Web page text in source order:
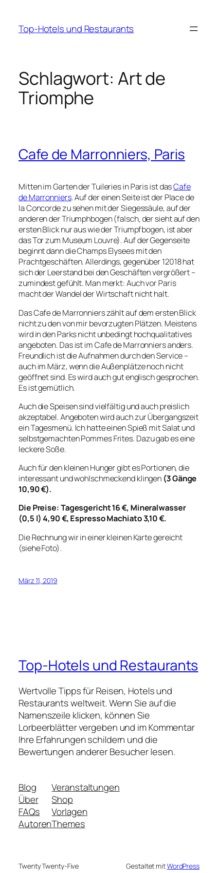
springen
Top-Hotels und Restaurants
Schlagwort: Art de
Triomphe
Cafe de Marronniers, Paris
Mitten im Garten derTuileriesin Paris ist dasCafe
de Marronniers. Auf der einen Seite ist der Place de
la Concorde zu sehen mit der Siegessäule, auf der
anderen der Triumphbogen (falsch, der sieht auf den
ersten Blick nur aus wie der Triumpfbogen, ist aber
das Tor zum Museum Louvre). Auf der Gegenseite
beginnt dann die Champs Elysees mit den
Prachtgeschäften. Allerdings, gegenüber 12018 hat
sich der Leerstand bei den Geschäften vergrößert –
zumindest gefühlt. Man merkt: Auch vor Paris
macht der Wandel der Wirtschaft nicht halt.
Das Cafe de Marronniers zählt auf dem ersten Blick
nicht zu den von mir bevorzugten Plätzen. Meistens
wird in den Parks nicht unbedingt hochqualitatives
angeboten. Das ist im Cafe de Marronniers anders.
Freundlich ist die Aufnahmen durch den Service –
auch im März, wenn die Außenplätze noch nicht
geöffnet sind. Es wird auch gut englisch gesprochen.
Es ist gemütlich.
Auch die Speisen sind vielfältig und auch preislich
akzeptabel. Angeboten wird auch zur Übergangszeit
ein Tagesmenü. Ich hatte einen Spieß mit Salat und
selbstgemachten Pommes Frites. Dazu gab es eine
leckere Soße.
Auch für den kleinen Hunger gibt es Portionen, die
interessant und wohlschmeckend klingen (3 Gänge
10,90 €).
Die Preise: Tagesgericht 16 €, Mineralwasser
(0,5 l) 4,90 €, Espresso Machiato 3,10 €.
Die Rechnung wir in einer kleinen Karte gereicht
(siehe Foto).
März 11, 2019
Top-Hotels und Restaurants
Wertvolle Tipps für Reisen, Hotels und
Restaurants weltweit. Wenn Sie auf die
Namenszeile klicken, können Sie
Lorbeerblätter vergeben und im Kommentar
Ihre Erfahrungen schildern und die
Bewertungen anderer Besucher lesen.
Blog
Über
FAQs
Autoren
Veranstaltungen
Shop
Vorlagen
Themes
Twenty Twenty-Five Gestaltet mitWordPress